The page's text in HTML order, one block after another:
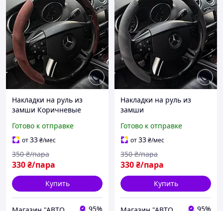
Накладки на руль из
замши Коричневые
Готово к отправке
от33₴/мес
330₴/пара
350 ₴/пара
Купить
95%
Накладки на руль из
замши
Готово к отправке
от33₴/мес
330₴/пара
350 ₴/пара
Купить
95%